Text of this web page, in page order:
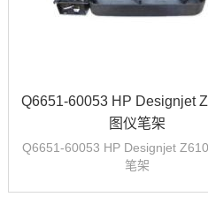
Q6651-60053 HP Designjet
图仪笔架
Q6651-60053 HP Designjet
笔架